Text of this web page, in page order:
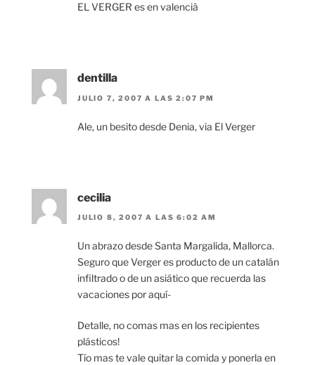
EL VERGER es en valencià
dentilla
JULIO 7, 2007 A LAS 2:07 PM
Ale, un besito desde Denia, via El Verger
cecilia
JULIO 8, 2007 A LAS 6:02 AM
Un abrazo desde Santa Margalida, Mallorca.
Seguro que Verger es producto de un catalán
infiltrado o de un asiático que recuerda las
vacaciones por aquí-
Detalle, no comas mas en los recipientes
plásticos!
Tío mas te vale quitar la comida y ponerla en